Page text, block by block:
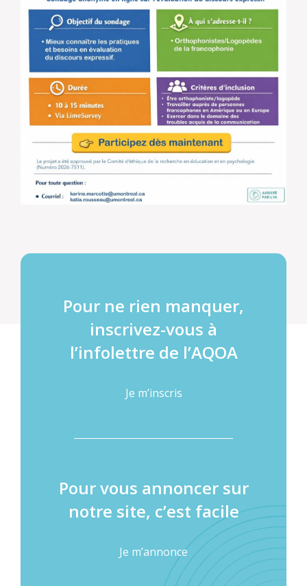
Pour ne rien manquer,
inscrivez-vous à
l’infolettre de l’AQOA
Je m’inscris
Pour vous annoncer sur
notre site, c’est facile
Je m’annonce